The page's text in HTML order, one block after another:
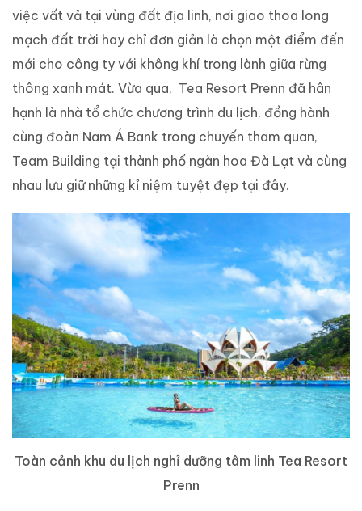
việc vất vả tại vùng đất địa linh, nơi giao thoa long
mạch đất trời hay chỉ đơn giản là chọn một điểm đến
mới cho công ty với không khí trong lành giữa rừng
thông xanh mát. Vừa qua, Tea Resort Prenn đã hân
hạnh là nhà tổ chức chương trình du lịch, đồng hành
cùng đoàn Nam Á Bank trong chuyến tham quan,
Team Building tại thành phố ngàn hoa Đà Lạt và cùng
nhau lưu giữ những kỉ niệm tuyệt đẹp tại đây.
Toàn cảnh khu du lịch nghỉ dưỡng tâm linh Tea Resort
Prenn